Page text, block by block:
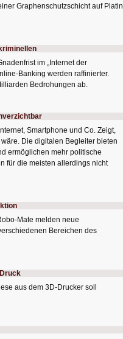
Graphenschutzschicht auf Platin
im „Internet der
Banking werden raffinierter.
Bedrohungen ab.
Smartphone und Co. Zeigt,
Die digitalen Begleiter bieten
ermöglichen mehr politische
für die meisten allerdings nicht
Mate melden neue
Bereichen des
aus dem 3D-Drucker soll